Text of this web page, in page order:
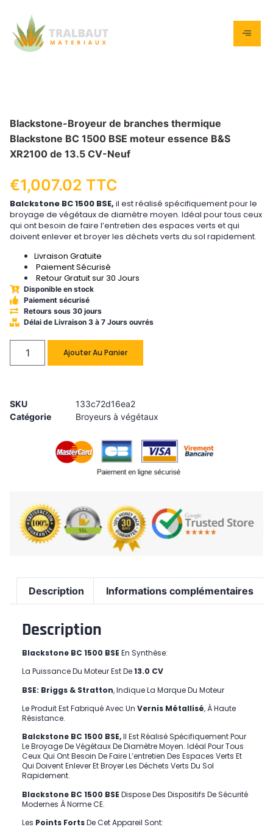
Blackstone-Broyeur de branches thermique
Blackstone BC 1500 BSE moteur essence B&S
XR2100 de 13.5 CV-Neuf
€1,007.02 TTC
Balckstone BC 1500 BSE, il est réalisé spécifiquement pour le
broyage de végétaux de diamètre moyen. Idéal pour tous ceux
qui ont besoin de faire l’entretien des espaces verts et qui
doivent enlever et broyer les déchets verts du sol rapidement.
Livraison Gratuite
Paiement Sécurisé
Retour Gratuit sur 30 Jours
Disponible en stock
Paiement sécurisé
Retours sous 30 jours
Délai de Livraison 3 à 7 Jours ouvrés
Ajouter Au Panier
SKU
133c72d16ea2
Catégorie
Broyeurs à végétaux
Description Informations complémentaires
Description
Blackstone BC 1500 BSE En Synthèse:
La Puissance Du Moteur Est De13.0 CV
BSE: Briggs & Stratton, Indique La Marque Du Moteur
Le Produit Est Fabriqué Avec Un Vernis Métallisé, À Haute
Résistance.
Balckstone BC 1500 BSE,Il Est Réalisé Spécifiquement Pour
Le Broyage De Végétaux De Diamètre Moyen. Idéal Pour Tous
Ceux Qui Ont Besoin De Faire L’entretien Des Espaces Verts Et
Qui Doivent Enlever Et Broyer Les Déchets Verts Du Sol
Rapidement.
Blackstone BC 1500 BSE Dispose Des Dispositifs De Sécurité
Modernes À Norme CE.
Les Points FortsDe Cet Appareil Sont: